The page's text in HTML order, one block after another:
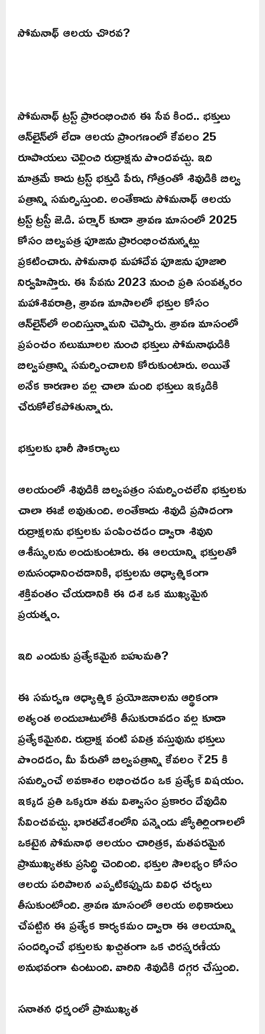
సోమనాథ్ ఆలయ చొరవ?
సోమనాథ్ ట్రస్ట్ ప్రారంభించిన ఈ సేవ కింద.. భక్తులు
ఆన్‌లైన్‌లో లేదా ఆలయ ప్రాంగణంలో కేవలం 25
రూపాయలు చెల్లించి రుద్రాక్షను పొందవచ్చు. ఇది
మాత్రమే కాదు ట్రస్ట్ భక్తుడి పేరు, గోత్రంతో శివుడికి బిల్వ
పత్రాన్ని సమర్పిస్తుంది. అంతేకాదు సోమనాథ్ ఆలయ
ట్రస్ట్ ట్రస్టీ జె.డి. పర్మార్ కూడా శ్రావణ మాసంలో 2025
కోసం బిల్వపత్ర పూజను ప్రారంభించనున్నట్లు
ప్రకటించారు. సోమనాథ మహాదేవ పూజను పూజారి
నిర్వహిస్తారు. ఈ సేవను 2023 నుంచి ప్రతి సంవత్సరం
మహాశివరాత్రి, శ్రావణ మాసాలలో భక్తుల కోసం
ఆన్‌లైన్‌లో అందిస్తున్నామని చెప్పారు. శ్రావణ మాసంలో
ప్రపంచం నలుమూలల నుంచి భక్తులు సోమనాథుడికి
బిల్వపత్రాన్ని సమర్పించాలని కోరుకుంటారు. అయితే
అనేక కారణాల వల్ల చాలా మంది భక్తులు ఇక్కడికి
చేరుకోలేకపోతున్నారు.
భక్తులకు భారీ సౌకర్యాలు
ఆలయంలో శివుడికి బిల్వపత్రం సమర్పించలేని భక్తులకు
చాలా ఈజీ అవుతుంది. అంతేకాదు శివుడి ప్రసాదంగా
రుద్రాక్షలను భక్తులకు పంపించడం ద్వారా శివుని
ఆశీస్సులను అందుకుంటారు. ఈ ఆలయాన్ని భక్తులతో
అనుసంధానించడానికి, భక్తులను ఆధ్యాత్మికంగా
శక్తివంతం చేయడానికి ఈ దశ ఒక ముఖ్యమైన
ప్రయత్నం.
ఇది ఎందుకు ప్రత్యేకమైన బహుమతి?
ఈ సమర్పణ ఆధ్యాత్మిక ప్రయోజనాలను ఆర్థికంగా
అత్యంత అందుబాటులోకి తీసుకురావడం వల్ల కూడా
ప్రత్యేకమైనది. రుద్రాక్ష వంటి పవిత్ర వస్తువును భక్తులు
పొందడం, మీ పేరుతో బిల్వపత్రాన్ని కేవలం ₹25 కి
సమర్పించే అవకాశం లభించడం ఒక ప్రత్యేక విషయం.
ఇక్కడ ప్రతి ఒక్కరూ తమ విశ్వాసం ప్రకారం దేవుడిని
సేవించవచ్చు. భారతదేశంలోని పన్నెండు జ్యోతిర్లింగాలలో
ఒకటైన సోమనాథ ఆలయం చారిత్రక, మతపరమైన
ప్రాముఖ్యతకు ప్రసిద్ధి చెందింది. భక్తుల సౌలభ్యం కోసం
ఆలయ పరిపాలన ఎప్పటికప్పుడు వివిధ చర్యలు
తీసుకుంటోంది. శ్రావణ మాసంలో ఆలయ అధికారులు
చేపట్టిన ఈ ప్రత్యేక కార్యకమం ద్వారా ఈ ఆలయాన్ని
సందర్శించే భక్తులకు ఖచ్చితంగా ఒక చిరస్మరణీయ
అనుభవంగా ఉంటుంది. వారిని శివుడికి దగ్గర చేస్తుంది.
సనాతన ధర్మంలో ప్రాముఖ్యత